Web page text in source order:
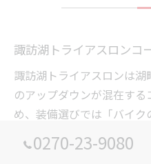
諏訪湖トライアスロンコ
諏訪湖トライアスロンは湖
のアップダウンが混在す
め、装備選びでは「バイ
ューズのグリップ力」な
ましょう。特にバイクは
0270-23-9080